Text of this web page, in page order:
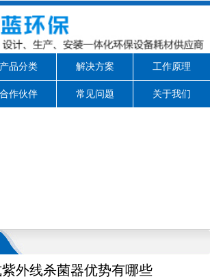
产品分类 解决方案 工作原理
合作伙伴 常见问题 关于我们
外线杀菌器优势有哪些